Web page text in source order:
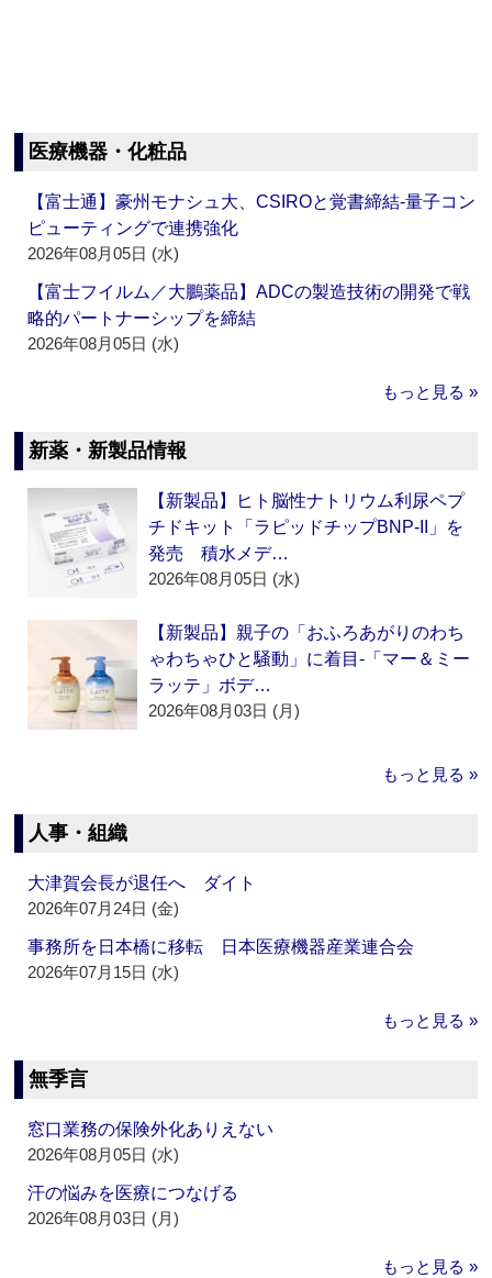
医療機器・化粧品
【富士通】豪州モナシュ大、CSIROと覚書締結‐量子コン
ピューティングで連携強化
2026年08月05日 (水)
【富士フイルム／大鵬薬品】ADCの製造技術の開発で戦
略的パートナーシップを締結
2026年08月05日 (水)
もっと見る »
新薬・新製品情報
【新製品】ヒト脳性ナトリウム利尿ペプ
チドキット「ラピッドチップBNP-II」を
発売 積水メデ…
2026年08月05日 (水)
【新製品】親子の「おふろあがりのわち
ゃわちゃひと騒動」に着目‐「マー＆ミー
ラッテ」ボデ…
2026年08月03日 (月)
もっと見る »
人事・組織
大津賀会長が退任へ ダイト
2026年07月24日 (金)
事務所を日本橋に移転 日本医療機器産業連合会
2026年07月15日 (水)
もっと見る »
無季言
窓口業務の保険外化ありえない
2026年08月05日 (水)
汗の悩みを医療につなげる
2026年08月03日 (月)
もっと見る »